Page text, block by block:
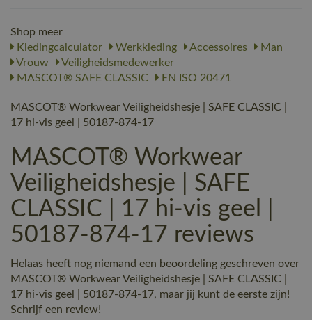
Shop meer
Kledingcalculator
Werkkleding Accessoires
Man
Vrouw
Veiligheidsmedewerker
MASCOT® SAFE CLASSIC
EN ISO 20471
MASCOT® Workwear Veiligheidshesje | SAFE CLASSIC |
17 hi-vis geel | 50187-874-17
MASCOT® Workwear
Veiligheidshesje | SAFE
CLASSIC | 17 hi-vis geel |
50187-874-17 reviews
Helaas heeft nog niemand een beoordeling geschreven over
MASCOT® Workwear Veiligheidshesje | SAFE CLASSIC |
17 hi-vis geel | 50187-874-17, maar jij kunt de eerste zijn!
Schrijf een review!